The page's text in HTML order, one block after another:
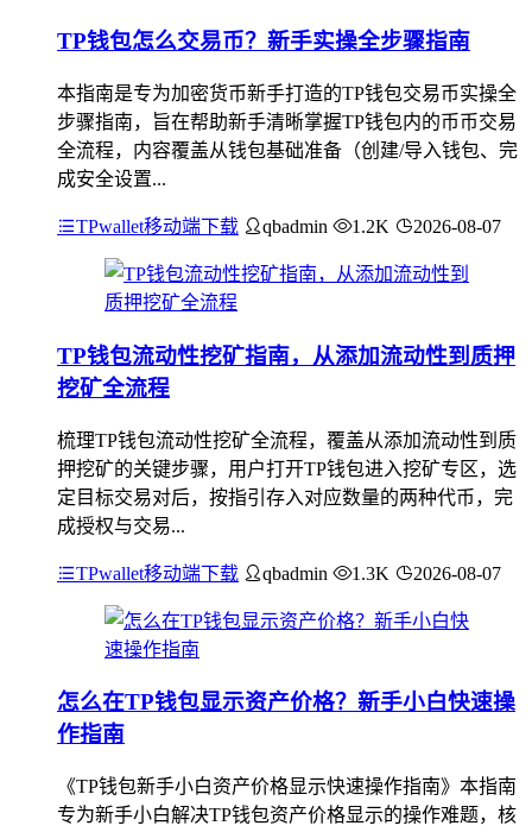
TP钱包怎么交易币？新手实操全步骤指南
本指南是专为加密货币新手打造的TP钱包交易币实操全
步骤指南，旨在帮助新手清晰掌握TP钱包内的币币交易
全流程，内容覆盖从钱包基础准备（创建/导入钱包、完
成安全设置...
TPwallet移动端下载 qbadmin 1.2K 2026-08-07
TP钱包流动性挖矿指南，从添加流动性到质押
挖矿全流程
梳理TP钱包流动性挖矿全流程，覆盖从添加流动性到质
押挖矿的关键步骤，用户打开TP钱包进入挖矿专区，选
定目标交易对后，按指引存入对应数量的两种代币，完
成授权与交易...
TPwallet移动端下载 qbadmin 1.3K 2026-08-07
怎么在TP钱包显示资产价格？新手小白快速操
作指南
《TP钱包新手小白资产价格显示快速操作指南》本指南
专为新手小白解决TP钱包资产价格显示的操作难题，核